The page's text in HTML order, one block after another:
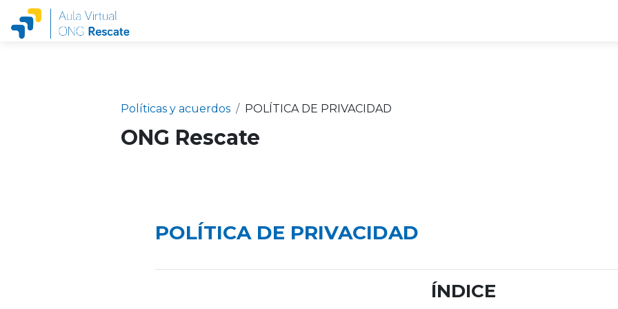
Salta al contenido principal
Políticas y acuerdos POLÍTICA DE PRIVACIDAD
ONG Rescate
POLÍTICA DE PRIVACIDAD
ÍNDICE